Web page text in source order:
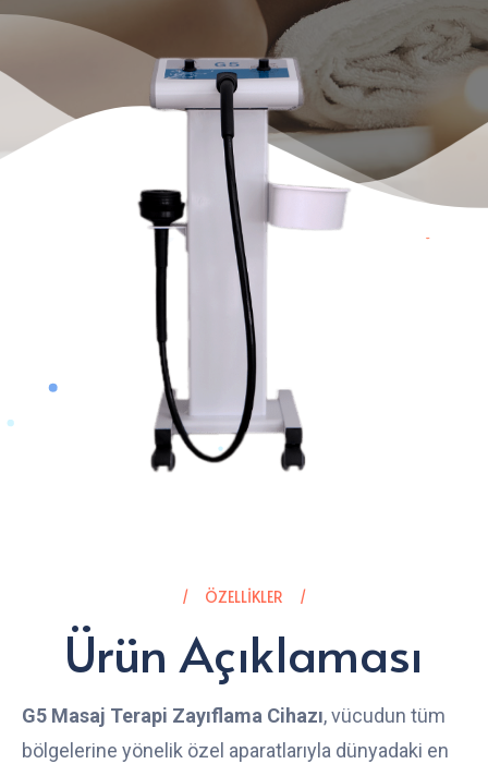
ÖZELLIKLER
Ürün Açıklaması
G5 Masaj Terapi Zayıflama Cihazı, vücudun tüm
bölgelerine yönelik özel aparatlarıyla dünyadaki en